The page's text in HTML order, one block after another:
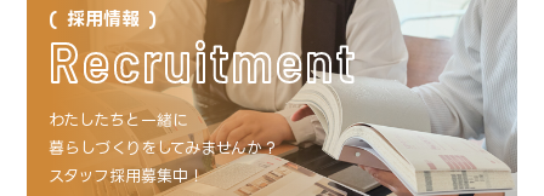
採用情報
Recruitment
わたしたちと一緒に
暮らしづくりをしてみませんか？
スタッフ採用募集中！